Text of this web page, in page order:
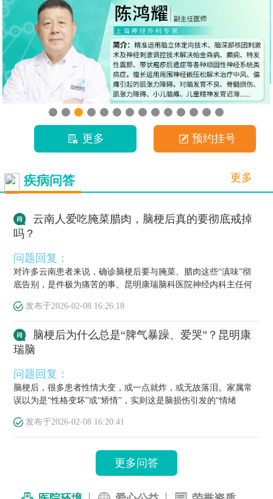
更多 预约挂号
疾病问答 更多
云南人爱吃腌菜腊肉，脑梗后真的要彻底戒掉
吗？
问题回复：
对许多云南患者来说，确诊脑梗后要与腌菜、腊肉这些“滇味”彻
底告别，是件极为痛苦的事。昆明康瑞脑科医院神经内科主任何
发布于2026-02-08 16:26:18
脑梗后为什么总是“脾气暴躁、爱哭”？昆明康
瑞脑
问题回复：
脑梗后，很多患者性情大变，或一点就炸，或无故落泪。家属常
误以为是“性格变坏”或“矫情”，实则这是脑损伤引发的“情绪
发布于2026-02-08 16:20:41
更多问答